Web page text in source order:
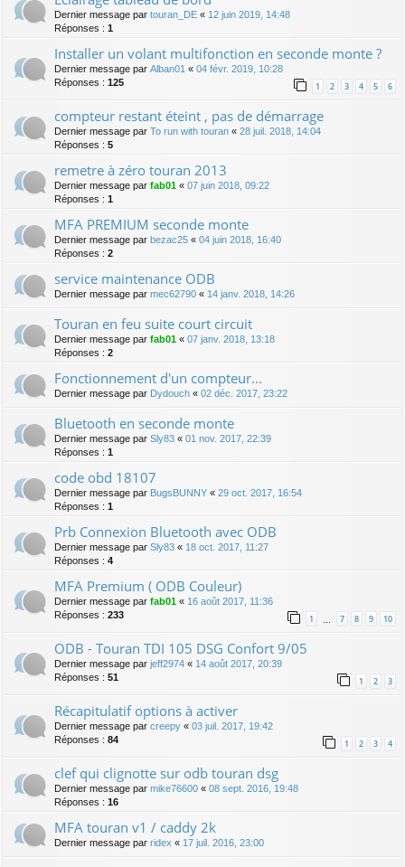
Dernier message par touran_DE « 12 juin 2019, 14:48
Réponses : 1
Installer un volant multifonction en seconde monte ?
Dernier message par Alban01 « 04 févr. 2019, 10:28
Réponses : 125 1 2 3 4 5 6
compteur restant éteint , pas de démarrage
Dernier message par To run with touran « 28 juil. 2018, 14:04
Réponses : 5
remetre à zéro touran 2013
Dernier message par fab01 « 07 juin 2018, 09:22
Réponses : 1
MFA PREMIUM seconde monte
Dernier message par bezac25 « 04 juin 2018, 16:40
Réponses : 2
service maintenance ODB
Dernier message par mec62790 « 14 janv. 2018, 14:26
Touran en feu suite court circuit
Dernier message par fab01 « 07 janv. 2018, 13:18
Réponses : 2
Fonctionnement d'un compteur...
Dernier message par Dydouch « 02 déc. 2017, 23:22
Bluetooth en seconde monte
Dernier message par Sly83 « 01 nov. 2017, 22:39
Réponses : 1
code obd 18107
Dernier message par BugsBUNNY « 29 oct. 2017, 16:54
Réponses : 1
Prb Connexion Bluetooth avec ODB
Dernier message par Sly83 « 18 oct. 2017, 11:27
Réponses : 4
MFA Premium ( ODB Couleur)
Dernier message par fab01 « 16 août 2017, 11:36
Réponses : 233 1 7 8 9 10
ODB - Touran TDI 105 DSG Confort 9/05
Dernier message par jeff2974 « 14 août 2017, 20:39
Réponses : 51 1 2 3
Récapitulatif options à activer
Dernier message par creepy « 03 juil. 2017, 19:42
Réponses : 84 1 2 3 4
clef qui clignotte sur odb touran dsg
Dernier message par mike76600 « 08 sept. 2016, 19:48
Réponses : 16
MFA touran v1 / caddy 2k
Dernier message par ridex « 17 juil. 2016, 23:00